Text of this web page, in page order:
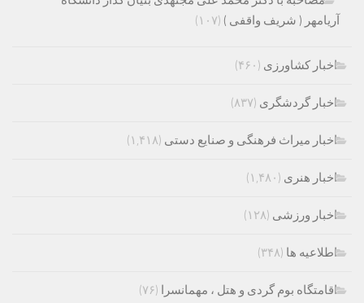
آریامهر ( شریف واقفی ) (۱۰۷)
اخبار کشاورزی (۴۶۰)
اخبار گردشگری (۸۳۷)
اخبار میراث فرهنگی و صنایع دستی (۱,۴۱۸)
اخبار هنری (۱,۴۸۰)
اخبار ورزشی (۱۲۸)
اطلاعیه ها (۳۴۸)
اقامتگاه بوم گردی و هتل ، مهمانسرا (۷۶)